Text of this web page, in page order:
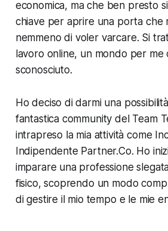
economica, ma che ben presto
chiave per aprire una porta che
nemmeno di voler varcare. Si
lavoro online, un mondo per
sconosciuto.
Ho deciso di darmi una
fantastica community del Team
intrapreso la mia attività come
Indipendente Partner.Co. Ho
imparare una professione
fisico, scoprendo un modo
di gestire il mio tempo e le mie